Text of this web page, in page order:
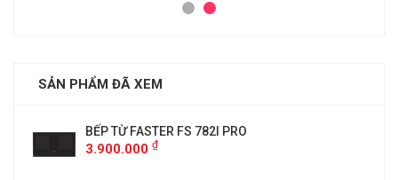
SẢN PHẨM ĐÃ XEM
BẾP TỪ FASTER FS 782I PRO
3.900.000 ₫